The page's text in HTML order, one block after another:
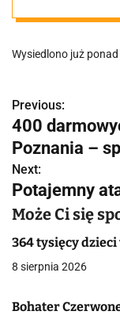
Wysiedlono już
N
a
w
i
a
Previous:
400
Poznania –
Next:
Potajemny
Może Ci się
364 tysięcy
8 sierpnia 2026
Bohater